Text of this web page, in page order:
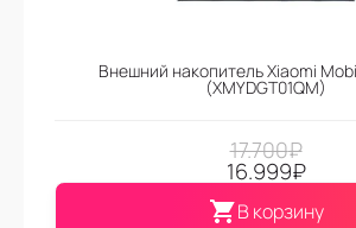
Внешний накопитель Xiaomi
(XMYDGT01QM)
17.700₽
16.999₽
В корзину